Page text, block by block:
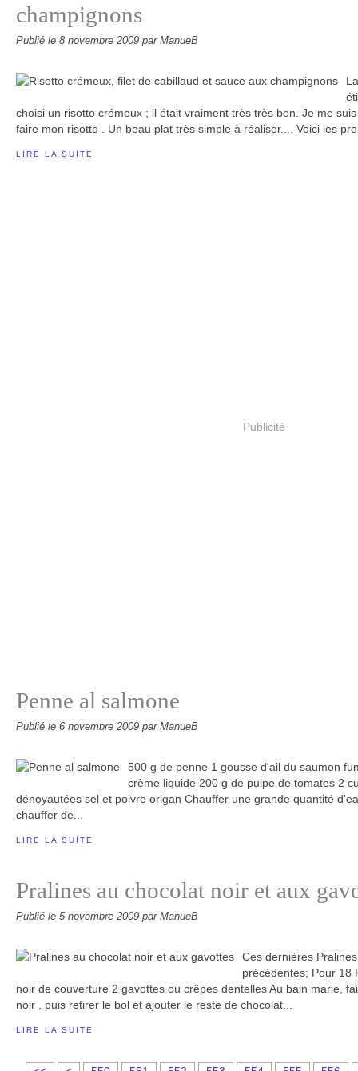
champignons
Publié le 8 novembre 2009 par ManueB
choisi un risotto crémeux ; il était vraiment très très bon. Je me
faire mon risotto . Un beau plat très simple à réaliser.... Voici les
LIRE LA SUITE
Publicité
Penne al salmone
Publié le 6 novembre 2009 par ManueB
500 g de penne 1 gousse d'ail du saumon
crème liquide 200 g de pulpe de tomates 2
dénoyautées sel et poivre origan Chauffer une grande quantité
chauffer de...
LIRE LA SUITE
Pralines au chocolat noir et aux
Publié le 5 novembre 2009 par ManueB
Ces dernières
précédentes; Pour 18
noir de couverture 2 gavottes ou crêpes dentelles Au bain marie,
noir , puis retirer le bol et ajouter le reste de chocolat...
LIRE LA SUITE